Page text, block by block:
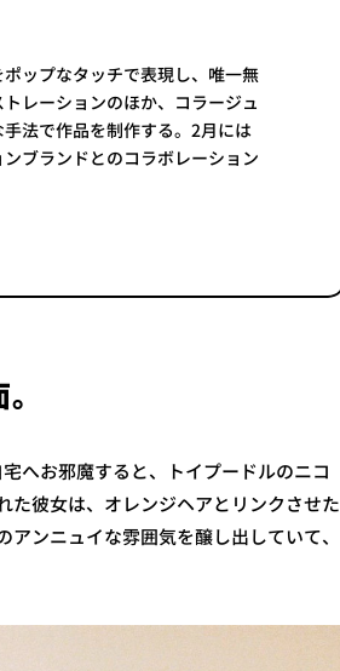
ップなタッチで表現し、唯一無
レーションのほか、コラージュ
法で作品を制作する。2月には
ブランドとのコラボレーション
へお邪魔すると、トイプードルのニコ
た彼女は、オレンジヘアとリンクさせた
ンニュイな雰囲気を醸し出していて、